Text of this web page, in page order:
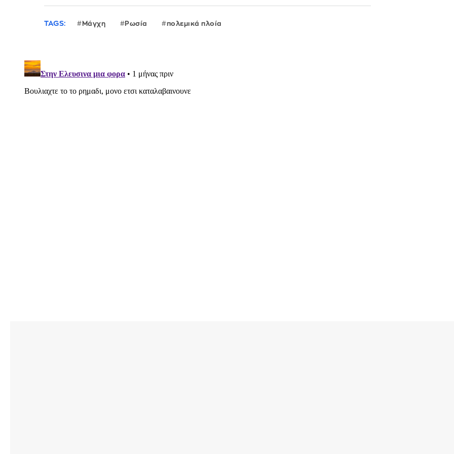
TAGS: Μάγχη Ρωσία πολεμικά πλοία